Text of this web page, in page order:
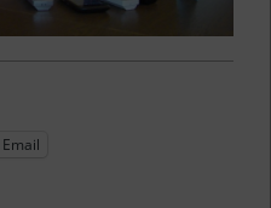
Email